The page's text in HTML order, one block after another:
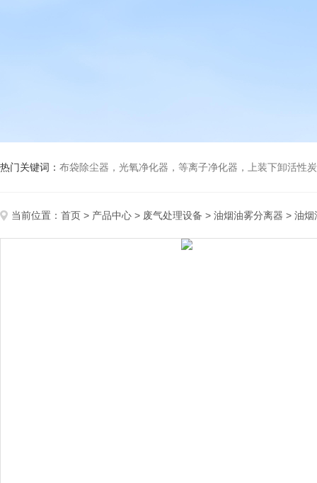
热门关键词： 布袋除尘器，光氧净化器，等离子净化器，上装下卸活性炭吸附箱，打磨除尘
当前位置： 首页 > 产品中心 > 废气处理设备 > 油烟油雾分离器 > 油烟